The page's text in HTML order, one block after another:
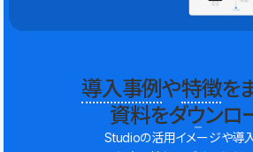
導入事例や特徴を
資料をダウンロ
Studioの活用イメージや導